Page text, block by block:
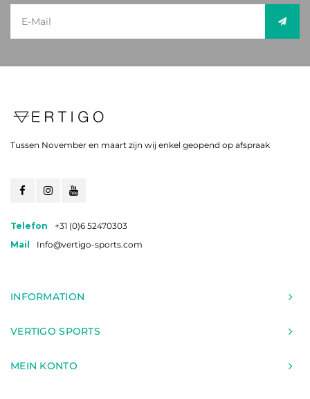
Tussen November en maart zijn wij enkel geopend op afspraak
Telefon
+31 (0)6 52470303
Mail
Info@vertigo-sports.com
INFORMATION
VERTIGO SPORTS
MEIN KONTO